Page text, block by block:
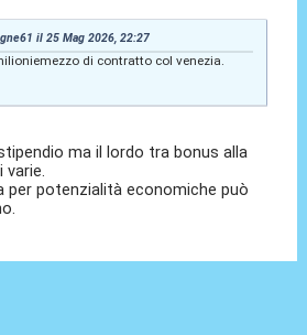
il 25 Mag 2026, 22:27
di contratto col venezia.
ma il lordo tra bonus alla
varie.
per potenzialità economiche può